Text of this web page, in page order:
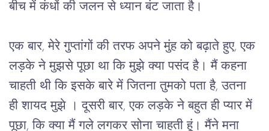
बीच में कंधों की जलन से ध्यान बंट जाता है।
एक बार, मेरे गुप्तांगों की तरफ अपने मुंह को बढ़ाते हुए, एक
लड़के ने मुझसे पूछा था कि मुझे क्या पसंद है। मैं कहना
चाहती थी कि इसके बारे में जितना तुमको पता है, उतना
ही शायद मुझे । दूसरी बार, एक लड़के ने बहुत ही प्यार में
पूछा, कि क्या मैं गले लगकर सोना चाहती हूं। मैंने मना